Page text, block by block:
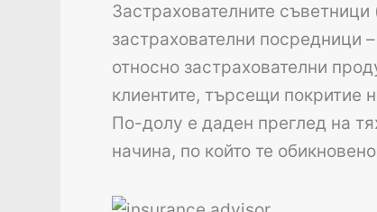
Застрахователните
застрахователни посредници
относно застрахователни
клиентите, търсещи покритие
По-долу е даден преглед на
начина, по който те